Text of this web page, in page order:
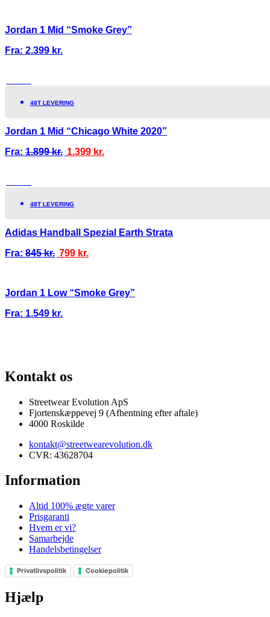
Jordan 1 Mid “Smoke Grey”
Fra: 2.399 kr.
48T LEVERING
Jordan 1 Mid “Chicago White 2020”
Fra: 1.899kr. 1.399 kr.
48T LEVERING
Adidas Handball Spezial Earth Strata
Fra: 845kr. 799 kr.
Jordan 1 Low “Smoke Grey”
Fra: 1.549 kr.
Kontakt os
Streetwear Evolution ApS
Fjortenskæppevej 9 (Afhentning efter aftale)
4000 Roskilde
kontakt@streetwearevolution.dk
CVR: 43628704
Information
Altid 100% ægte varer
Prisgaranti
Hvem er vi?
Samarbejde
Handelsbetingelser
Privatlivspolitik Cookiepolitik
Hjælp